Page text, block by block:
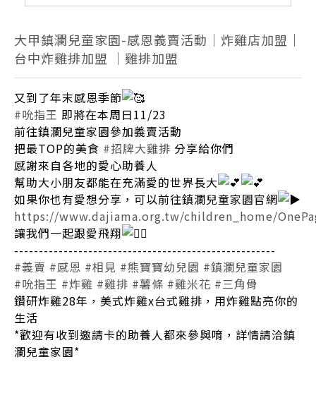
大甲鎮瀾兒童家園-感恩義賣活動｜炸雞店加盟｜
台中炸雞排加盟 ｜雞排加盟
又到了年末感恩季節
#吮指王 即將在本周日11/23
前往鎮瀾兒童家園參加義賣活動
把最TOP的美食 #招牌大雞排 分享給你們
感謝來自各地的愛心助養人
幫助大小朋友都能在充滿愛的世界長大
如果你也有愛想分享，可以前往鎮瀾兒童家園官網
https://www.dajiama.org.tw/children_home/
讓我們一起跟愛飛翔
-----------------------------------------------------
#義賣 #感恩 #相見 #熊寶寶幼兒園 #鎮瀾兒童家園
#吮指王 #炸雞 #雞排 #薯條 #雞米花 #三角骨
鑽研炸雞28年，美式炸雞x台式雞排，用炸雞點亮你的
生活
*歡迎有收到邀請卡的助養人都來參與唷，詳情請洽鎮
瀾兒童家園*